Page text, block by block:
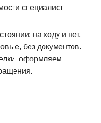
специалист
на ходу и нет,
без документов.
оформляем